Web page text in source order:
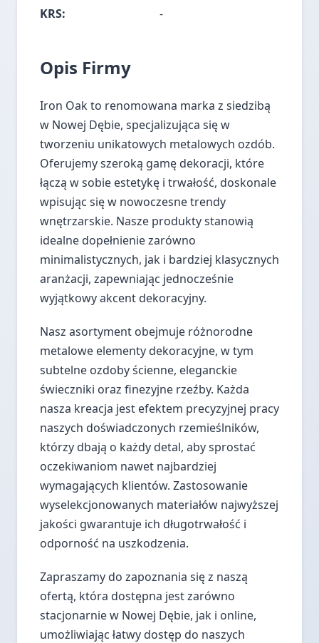
KRS:
-
Opis Firmy
Iron Oak to renomowana marka z siedzibą
w Nowej Dębie, specjalizująca się w
tworzeniu unikatowych metalowych ozdób.
Oferujemy szeroką gamę dekoracji, które
łączą w sobie estetykę i trwałość, doskonale
wpisując się w nowoczesne trendy
wnętrzarskie. Nasze produkty stanowią
idealne dopełnienie zarówno
minimalistycznych, jak i bardziej klasycznych
aranżacji, zapewniając jednocześnie
wyjątkowy akcent dekoracyjny.
Nasz asortyment obejmuje różnorodne
metalowe elementy dekoracyjne, w tym
subtelne ozdoby ścienne, eleganckie
świeczniki oraz finezyjne rzeźby. Każda
nasza kreacja jest efektem precyzyjnej pracy
naszych doświadczonych rzemieślników,
którzy dbają o każdy detal, aby sprostać
oczekiwaniom nawet najbardziej
wymagających klientów. Zastosowanie
wyselekcjonowanych materiałów najwyższej
jakości gwarantuje ich długotrwałość i
odporność na uszkodzenia.
Zapraszamy do zapoznania się z naszą
ofertą, która dostępna jest zarówno
stacjonarnie w Nowej Dębie, jak i online,
umożliwiając łatwy dostęp do naszych